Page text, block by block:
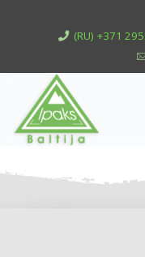
(RU) +371